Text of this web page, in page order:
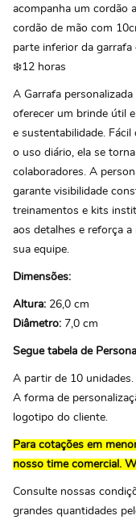
acompanha um cordão
cordão de mão com
parte inferior da
❄️12 horas
A Garrafa
oferecer um brinde útil
e sustentabilidade.
o uso diário, ela se
colaboradores. A
garante visibilidade
treinamentos e kits
aos detalhes e reforça
sua equipe.
Dimensões:
Altura: 26,0 cm
Diâmetro: 7,0 cm
Segue tabela de
A partir de 10 unidades.
A forma de
logotipo do cliente.
Para cotações em
nosso time comercial.
Consulte nossas
grandes quantidades